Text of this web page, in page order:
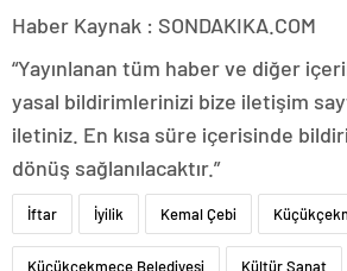
Haber Kaynak : SONDAKIKA.COM
“Yayınlanan tüm haber ve diğer
yasal bildirimlerinizi bize iletişim
iletiniz. En kısa süre içerisinde
dönüş sağlanılacaktır.”
İftar İyilik Kemal Çebi
Küçükçekmece Belediyesi Kültür Sanat